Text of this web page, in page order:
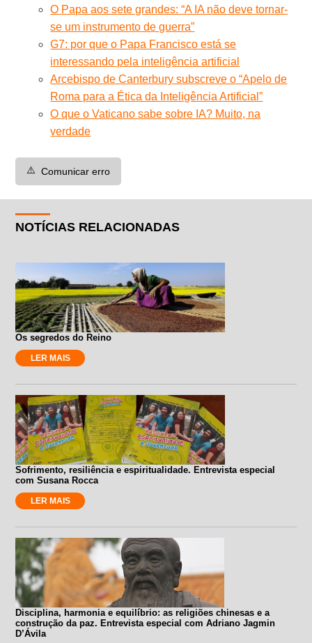
O Papa aos sete grandes: “A IA não deve tornar-
se um instrumento de guerra”
G7: por que o Papa Francisco está se
interessando pela inteligência artificial
Arcebispo de Canterbury subscreve o “Apelo de
Roma para a Ética da Inteligência Artificial”
O que o Vaticano sabe sobre IA? Muito, na
verdade
⚠️ Comunicar erro
NOTÍCIAS RELACIONADAS
Os segredos do Reino
LER MAIS
Sofrimento, resiliência e espiritualidade. Entrevista especial
com Susana Rocca
LER MAIS
Disciplina, harmonia e equilíbrio: as religiões chinesas e a
construção da paz. Entrevista especial com Adriano Jagmin
D’Ávila